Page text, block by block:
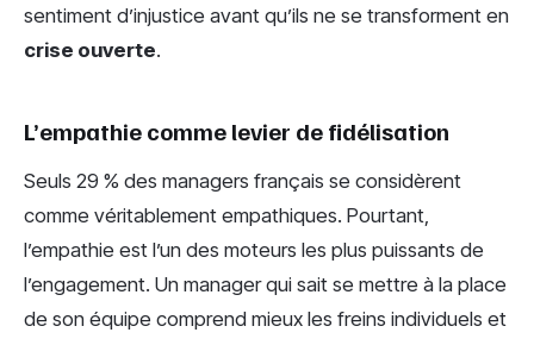
sentiment d’injustice avant qu’ils ne se transforment en
crise ouverte.
L’empathie comme levier de fidélisation
Seuls 29 % des managers français se considèrent
comme véritablement empathiques. Pourtant,
l’empathie est l’un des moteurs les plus puissants de
l’engagement. Un manager qui sait se mettre à la place
de son équipe comprend mieux les freins individuels et